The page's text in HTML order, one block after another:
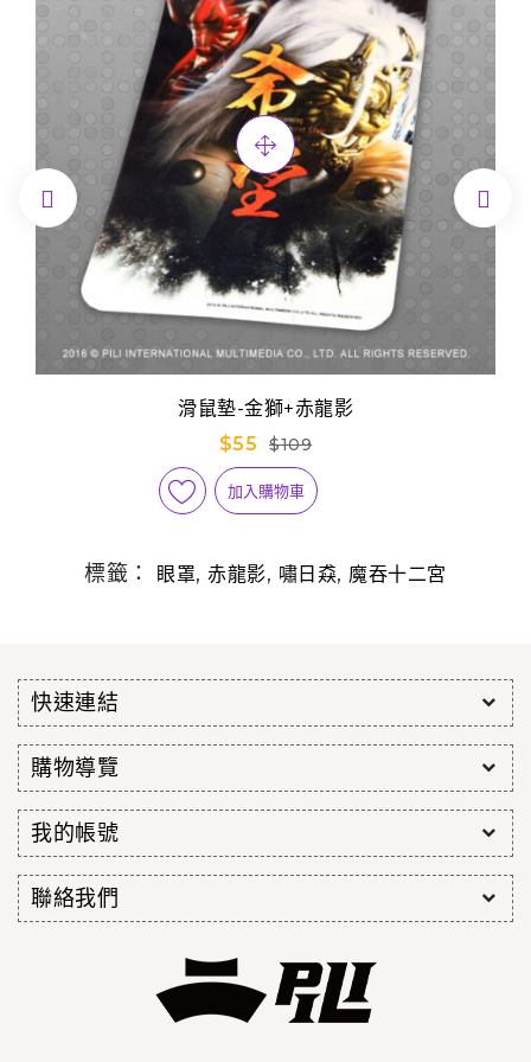
滑鼠墊-金獅+赤龍影
$55
$109
加入購物車
 
標籤： 眼罩,赤龍影, 嘯日猋,魔吞十二宮
快速連結
購物導覽
我的帳號
聯絡我們